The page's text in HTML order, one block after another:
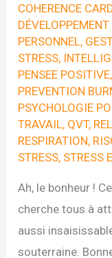
COHERENCE
PERSONNEL,
STRESS,
PENSEE POSITIVE,
PREVENTION
PSYCHOLOGIE
TRAVAIL, QVT,
RESPIRATION,
STRESS, STRESS
Ah, le bonheur !
cherche tous à
aussi
souterraine.